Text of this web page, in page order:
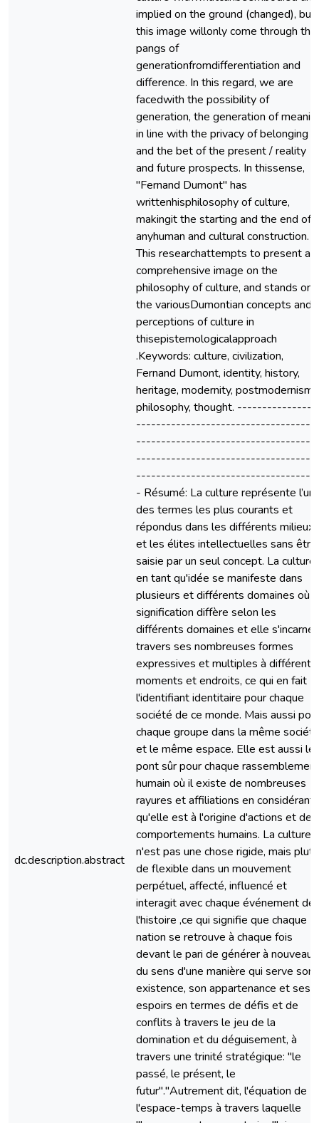
dc.description.abstract
implied on the ground (changed), but
this image willonly come through the
pangs of
generationfromdifferentiation and
difference. In this regard, we are
facedwith the possibility of
generation, the generation of
in line with the privacy of belonging
and the bet of the present / reality
and future prospects. In thissense,
"Fernand Dumont" has
writtenhisphilosophy of culture,
makingit the starting and the end of
anyhuman and cultural construction.
This researchattempts to present a
comprehensive image on the
philosophy of culture, and stands on
the variousDumontian concepts and
perceptions of culture in
thisepistemologicalapproach
.Keywords: culture, civilization,
Fernand Dumont, identity, history,
heritage, modernity, postmodernism,
philosophy, thought.
- Résumé: La culture représente l’un
des termes les plus courants et
répondus dans les différents milieux
et les élites intellectuelles sans être
saisie par un seul concept. La culture
en tant qu'idée se manifeste dans
plusieurs et différents domaines où
signification diffère selon les
différents domaines et elle s'incarne
travers ses nombreuses formes
expressives et multiples à différents
moments et endroits, ce qui en fait
l'identifiant identitaire pour chaque
société de ce monde. Mais aussi
chaque groupe dans la même société
et le même espace. Elle est aussi le
pont sûr pour chaque rassemblement
humain où il existe de nombreuses
rayures et affiliations en considérant
qu'elle est à l'origine d'actions et de
comportements humains. La culture
n'est pas une chose rigide, mais
de flexible dans un mouvement
perpétuel, affecté, influencé et
interagit avec chaque événement de
l'histoire ,ce qui signifie que chaque
nation se retrouve à chaque fois
devant le pari de générer à nouveau
du sens d'une manière qui serve son
existence, son appartenance et ses
espoirs en termes de défis et de
conflits à travers le jeu de la
domination et du déguisement, à
travers une trinité stratégique: "le
passé, le présent, le
futur"."Autrement dit, l'équation de
l'espace-temps à travers laquelle